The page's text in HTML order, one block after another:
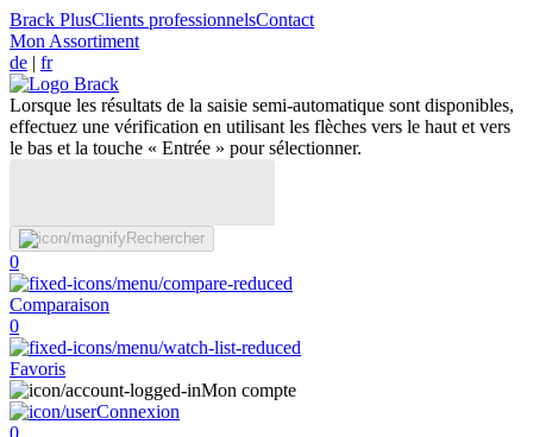
Brack PlusClients professionnelsContact
Mon Assortiment
de | fr
Lorsque les résultats de la saisie semi-automatique sont disponibles,
effectuez une vérification en utilisant les flèches vers le haut et vers
le bas et la touche « Entrée » pour sélectionner.
Rechercher
0
Comparaison
0
Favoris
Mon compte
Connexion
0